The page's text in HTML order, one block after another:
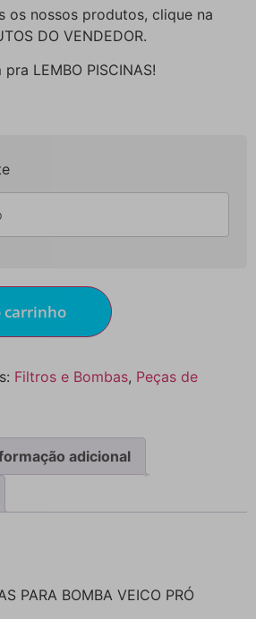
os nossos produtos, clique na
DO VENDEDOR.
LEMBO PISCINAS!
carrinho
Filtros e Bombas, Peças de
adicional
PARA BOMBA VEICO PRÓ